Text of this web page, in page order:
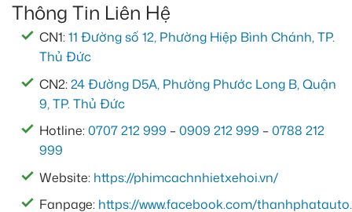
Thông Tin Liên Hệ
CN1:11 Đường số 12, Phường Hiệp Bình Chánh, TP.
Thủ Đức
CN2:24 Đường D5A, Phường Phước Long B, Quận
9, TP. Thủ Đức
Hotline:0707 212 999 –0909 212 999 –0788 212
999
Website: https://phimcachnhietxehoi.vn/
Fanpage: https://www.facebook.com/